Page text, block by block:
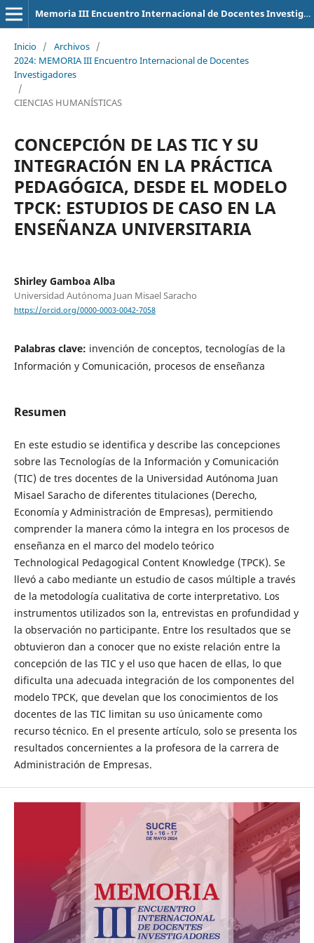
Memoria III Encuentro Internacional de Docentes Investigadores
Inicio / Archivos /
2024: MEMORIA III Encuentro Internacional de Docentes
Investigadores
/
CIENCIAS HUMANÍSTICAS
CONCEPCIÓN DE LAS TIC Y SU
INTEGRACIÓN EN LA PRÁCTICA
PEDAGÓGICA, DESDE EL MODELO
TPCK: ESTUDIOS DE CASO EN LA
ENSEÑANZA UNIVERSITARIA
Shirley Gamboa Alba
Universidad Autónoma Juan Misael Saracho
https://orcid.org/0000-0003-0042-7058
Palabras clave: invención de conceptos, tecnologías de la
Información y Comunicación, procesos de enseñanza
Resumen
En este estudio se identifica y describe las concepciones
sobre las Tecnologías de la Información y Comunicación
(TIC) de tres docentes de la Universidad Autónoma Juan
Misael Saracho de diferentes titulaciones (Derecho,
Economía y Administración de Empresas), permitiendo
comprender la manera cómo la integra en los procesos de
enseñanza en el marco del modelo teórico
Technological Pedagogical Content Knowledge (TPCK). Se
llevó a cabo mediante un estudio de casos múltiple a través
de la metodología cualitativa de corte interpretativo. Los
instrumentos utilizados son la, entrevistas en profundidad y
la observación no participante. Entre los resultados que se
obtuvieron dan a conocer que no existe relación entre la
concepción de las TIC y el uso que hacen de ellas, lo que
dificulta una adecuada integración de los componentes del
modelo TPCK, que develan que los conocimientos de los
docentes de las TIC limitan su uso únicamente como
recurso técnico. En el presente artículo, solo se presenta los
resultados concernientes a la profesora de la carrera de
Administración de Empresas.